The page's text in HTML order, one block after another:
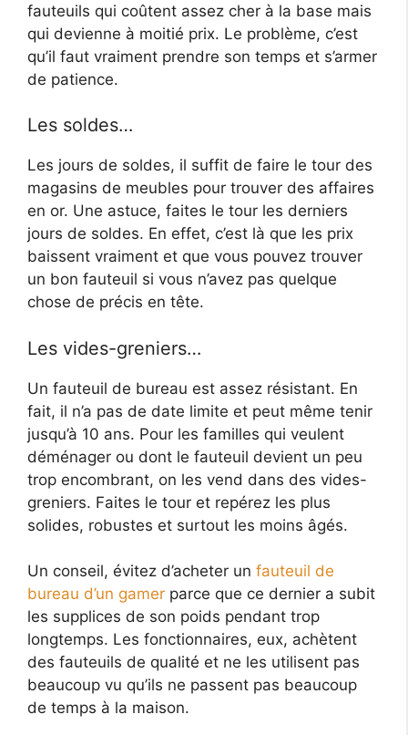
fauteuils qui coûtent assez cher à la base mais
qui devienne à moitié prix. Le problème, c’est
qu’il faut vraiment prendre son temps et s’armer
de patience.
Les soldes…
Les jours de soldes, il suffit de faire le tour des
magasins de meubles pour trouver des affaires
en or. Une astuce, faites le tour les derniers
jours de soldes. En effet, c’est là que les prix
baissent vraiment et que vous pouvez trouver
un bon fauteuil si vous n’avez pas quelque
chose de précis en tête.
Les vides-greniers…
Un fauteuil de bureau est assez résistant. En
fait, il n’a pas de date limite et peut même tenir
jusqu’à 10 ans. Pour les familles qui veulent
déménager ou dont le fauteuil devient un peu
trop encombrant, on les vend dans des vides-
greniers. Faites le tour et repérez les plus
solides, robustes et surtout les moins âgés.
Un conseil, évitez d’acheter un fauteuil de
bureau d’un gamer parce que ce dernier a subit
les supplices de son poids pendant trop
longtemps. Les fonctionnaires, eux, achètent
des fauteuils de qualité et ne les utilisent pas
beaucoup vu qu’ils ne passent pas beaucoup
de temps à la maison.